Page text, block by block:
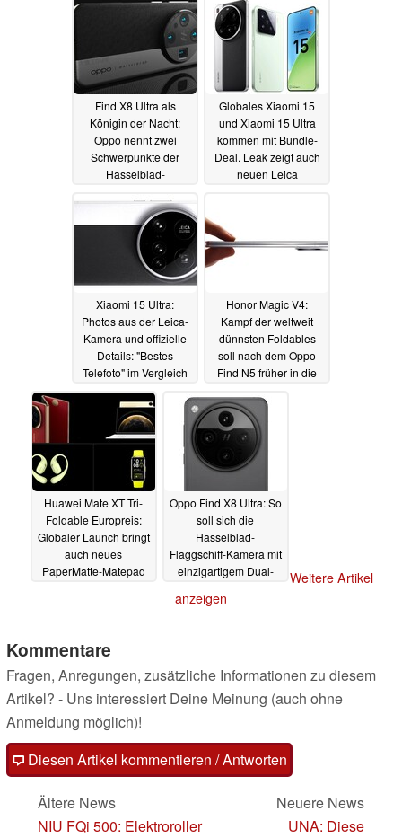
23.02.2025
Find X8 Ultra als
Königin der Nacht:
Oppo nennt zwei
Schwerpunkte der
Hasselblad-
23.02.2025
Globales Xiaomi 15
und Xiaomi 15 Ultra
kommen mit Bundle-
Deal. Leak zeigt auch
neuen Leica
Xiaomi 15 Ultra:
Photos aus der Leica-
Kamera und offizielle
Details: "Bestes
Telefoto" im Vergleich
mit iPhone 16 Pro
22.02.2025
Honor Magic V4:
Kampf der weltweit
dünnsten Foldables
soll nach dem Oppo
Find N5 früher in die
18.02.2025
Huawei Mate XT Tri-
Foldable Europreis:
Globaler Launch bringt
auch neues
PaperMatte-Matepad
Oppo Find X8 Ultra: So
soll sich die
Hasselblad-
Flaggschiff-Kamera mit
einzigartigem Dual-
verändern
Weitere Artikel
anzeigen
Kommentare
Fragen, Anregungen, zusätzliche Informationen zu diesem
Artikel? - Uns interessiert Deine Meinung (auch ohne
Anmeldung möglich)!
Diesen Artikel kommentieren / Antworten
Ältere News
NIU FQi 500: Elektroroller
Neuere News
UNA: Diese